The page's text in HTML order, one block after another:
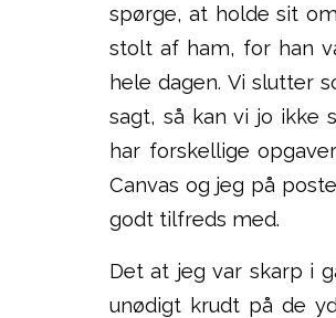
spørge, at holde sit
stolt af ham, for han
hele dagen. Vi slutter
sagt, så kan vi jo ikke
har forskellige
Canvas og jeg på
godt tilfreds med.
Det at jeg var skarp i
unødigt krudt på de